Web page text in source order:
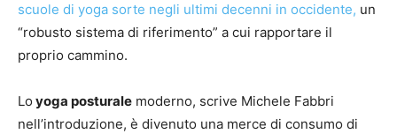
scuole di yoga sorte negli ultimi decenni in occidente, un
“robusto sistema di riferimento” a cui rapportare il
proprio cammino.
Lo yoga posturale moderno, scrive Michele Fabbri
nell’introduzione, è divenuto una merce di consumo di